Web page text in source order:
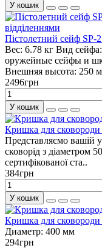
У кошик
Пістолетний сейф SP-
Вес: 6.78 кг Вид сейфа:
оружейные сейфы и
Внешняя высота: 250
2496грн
У кошик
Кришка для
Представляємо вашій
сковорід з діаметром
сертифікованої ста..
384грн
У кошик
Кришка для
Диаметр: 400 мм
294грн